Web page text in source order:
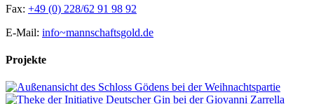
Fax: +49 (0) 228/62 91 98 92
E-Mail: info~mannschaftsgold.de
Projekte